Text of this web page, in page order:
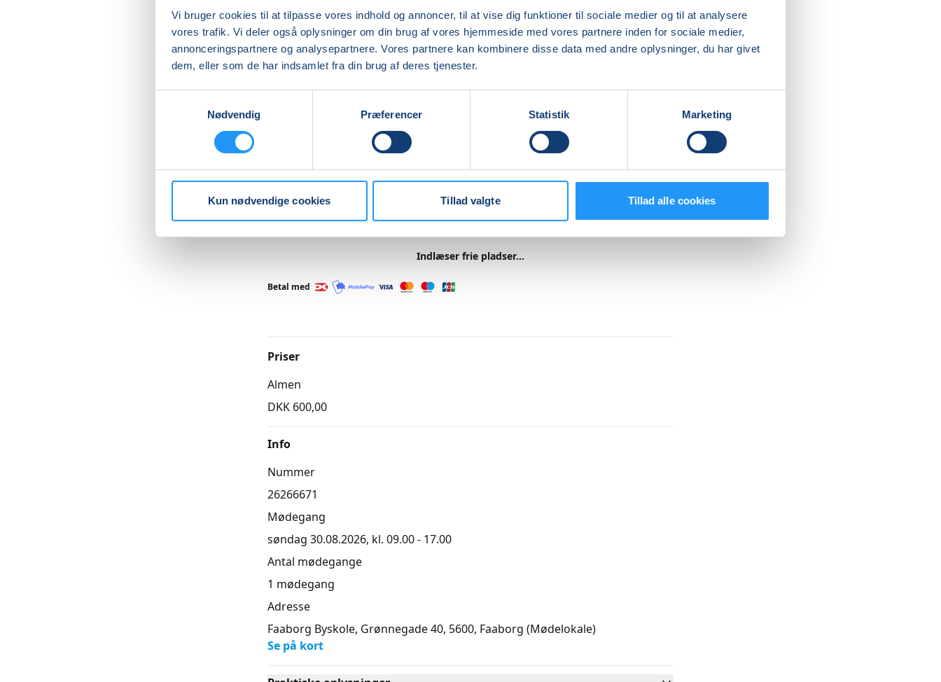
Vi bruger cookies til at tilpasse vores indhold og annoncer, til at vise dig funktioner til sociale medier og til at analysere
vores trafik. Vi deler også oplysninger om din brug af vores hjemmeside med vores partnere inden for sociale medier,
annonceringspartnere og analysepartnere. Vores partnere kan kombinere disse data med andre oplysninger, du har givet
dem, eller som de har indsamlet fra din brug af deres tjenester.
Nødvendig
Præferencer Statistik Marketing
Kun nødvendige cookies Tillad valgte Tillad alle cookies
lærer du alt det nødvendige for at kunne hjælpe i trafikken, hvis uheldet er
Du får et autoriseret kursusbevis, som du skal bruge, når du søger om
kørekort. Husk, at beviset højst må være et år gammelt, og at du skal have
gennemført kurset, før du kan gå til teori- og køreprøve.
Læs mere
Indlæser frie pladser...
Betal med
Priser
Almen
DKK 600,00
Info
Nummer
26266671
Mødegang
søndag 30.08.2026, kl. 09.00 - 17.00
Antal mødegange
1 mødegang
Adresse
Faaborg Byskole, Grønnegade 40, 5600, Faaborg (Mødelokale)
Se på kort